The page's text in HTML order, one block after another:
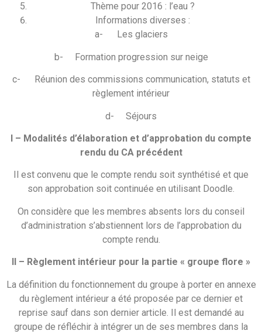
Thème pour 2016 : l’eau ?
Informations diverses :
a- Les glaciers
b- Formation progression sur neige
c- Réunion des commissions communication, statuts et
règlement intérieur
d- Séjours
I – Modalités d’élaboration et d’approbation du compte
rendu du CA précédent
Il est convenu que le compte rendu soit synthétisé et que
son approbation soit continuée en utilisant Doodle.
On considère que les membres absents lors du conseil
d’administration s’abstiennent lors de l’approbation du
compte rendu.
II – Règlement intérieur pour la partie « groupe flore »
La définition du fonctionnement du groupe à porter en annexe
du règlement intérieur a été proposée par ce dernier et
reprise sauf dans son dernier article. Il est demandé au
groupe de réfléchir à intégrer un de ses membres dans la